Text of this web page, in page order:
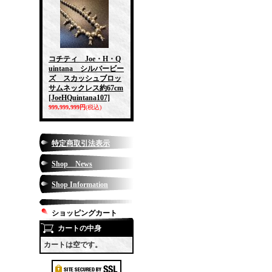
コチティ Joe・H・Q
uintana シルバービー
ズ スカッシュブロッ
サムネックレス約67cm
[JoeHQuintana107]
999,999,999円(税込)
特定商取引法表示
Shop News
Shop Information
ショッピングカート
カートの中身
カートは空です。